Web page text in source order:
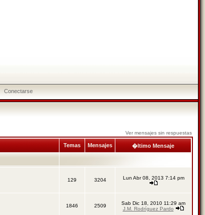
Conectarse
Ver mensajes sin respuestas
Temas Mensajes �ltimo Mensaje
129 3204 Lun Abr 08, 2013 7:14 pm
1846 2509
Sab Dic 18, 2010 11:29 am
J.M. Rodríguez Pardo